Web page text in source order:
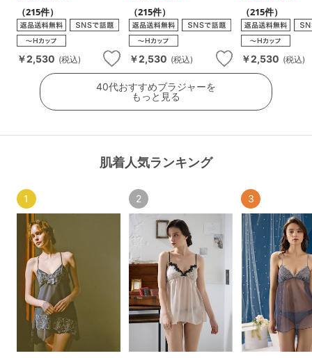
（215件）
￥2,530 (税込)
（215件）
￥2,530 (税込)
（215件）
￥2,530 (税込)
40代おすすめブラジャーを
もっと見る
肌着人気ランキング
1 2 3